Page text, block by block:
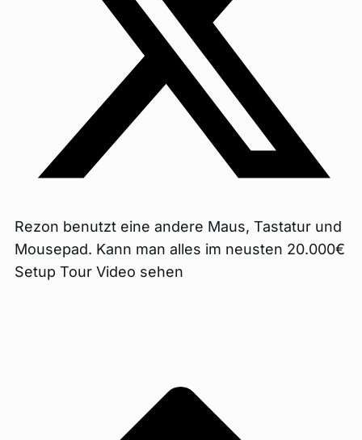
Rezon benutzt eine andere Maus, Tastatur und
Mousepad. Kann man alles im neusten 20.000€
Setup Tour Video sehen